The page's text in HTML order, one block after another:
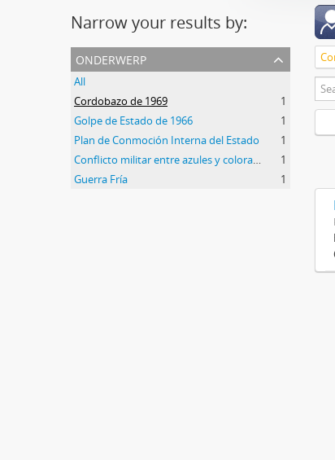
Narrow your results by:
onderwerp
All
Cordobazo de 1969
1
Golpe de Estado de 1966
1
Plan de Conmoción Interna del Estado
1
1
Guerra Fría
1